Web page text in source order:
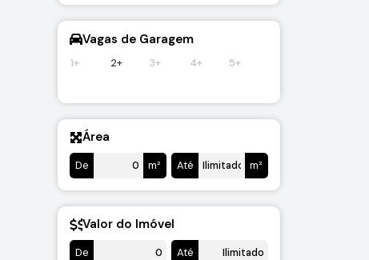
Vagas de Garagem
1+ 2+ 3+ 4+ 5+
Área
De m² Até m²
Valor do Imóvel
De Até